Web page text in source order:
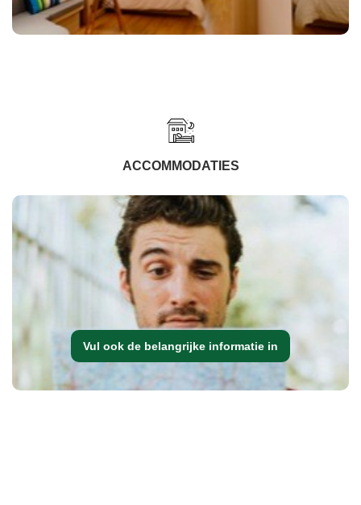
ACCOMMODATIES
Vul ook de belangrijke informatie in